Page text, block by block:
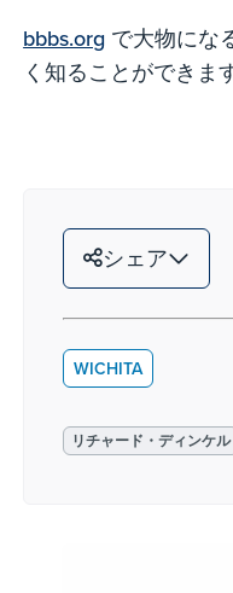
bbbs.org で大物にな
く知ることができます
シェア
WICHITA
リチャード・ディンケル